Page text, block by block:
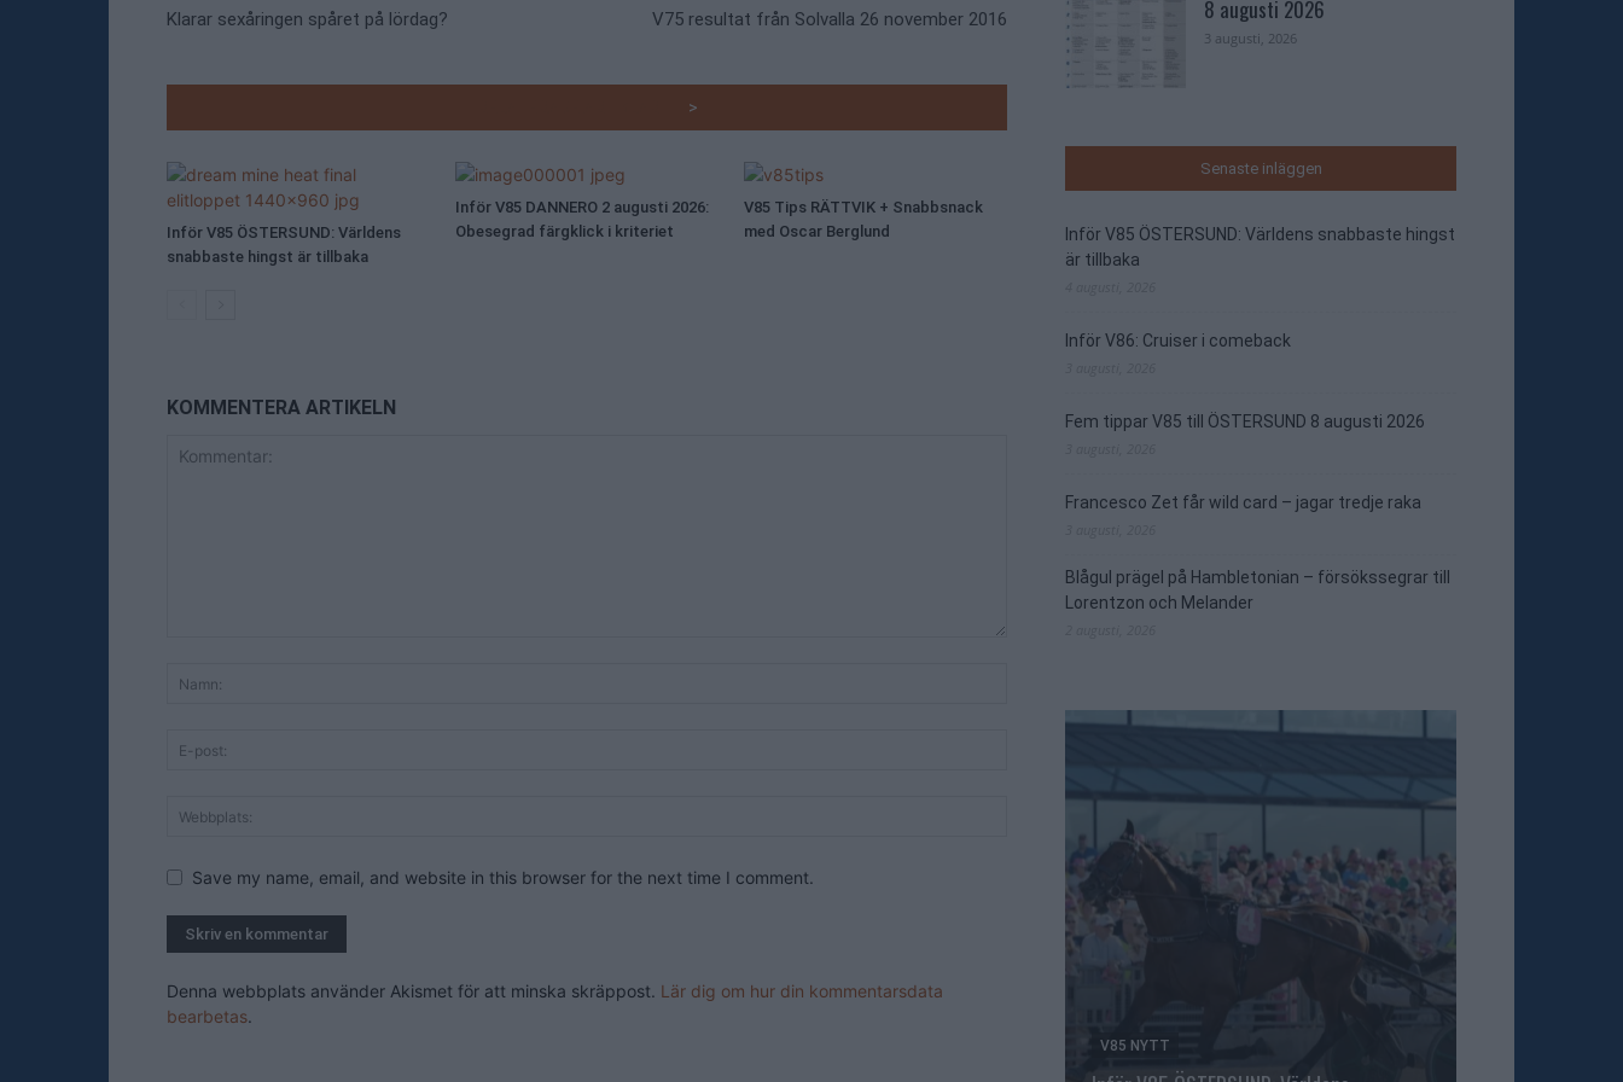
Klarar sexåringen spåret på lördag? V75 resultat från Solvalla 26 november 2016
>
Inför V85 ÖSTERSUND: Världens
snabbaste hingst är tillbaka
Inför V85 DANNERO 2 augusti 2026:
Obesegrad färgklick i kriteriet
V85 Tips RÄTTVIK + Snabbsnack
med Oscar Berglund
KOMMENTERA ARTIKELN
Save my name, email, and website in this browser for the next time I comment.
Denna webbplats använder Akismet för att minska skräppost. Lär dig om hur din kommentarsdata
bearbetas.
8 augusti 2026
3 augusti, 2026
Senaste inläggen
Inför V85 ÖSTERSUND: Världens snabbaste hingst
är tillbaka
Inför V86: Cruiser i comeback
Fem tippar V85 till ÖSTERSUND 8 augusti 2026
Francesco Zet får wild card – jagar tredje raka
Blågul prägel på Hambletonian – försökssegrar till
Lorentzon och Melander
V85 NYTT